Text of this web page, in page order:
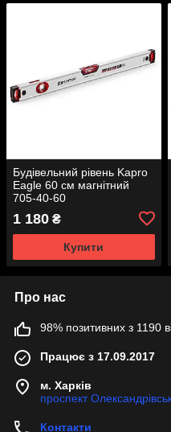
Будівельний рівень Kapro
Eagle 60 см магнітний
705-40-60
1 180 ₴
Купити
Про нас
98% позитивних з 1190
Працює з 17.09.2017
м. Харків
проспект
Контакти